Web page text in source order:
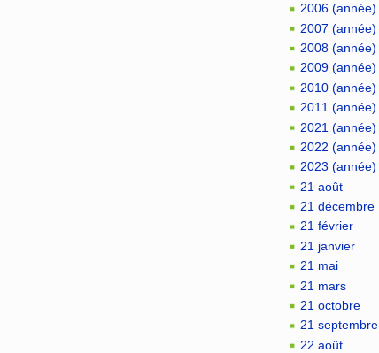
2006 (année)
2007 (année)
2008 (année)
2009 (année)
2010 (année)
2011 (année)
2021 (année)
2022 (année)
2023 (année)
21 août
21 décembre
21 février
21 janvier
21 mai
21 mars
21 octobre
21 septembre
22 août